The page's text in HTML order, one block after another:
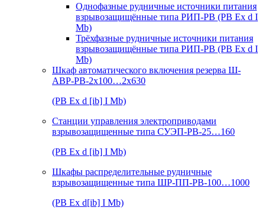
Однофазные рудничные источники питания
взрывозащищённые типа РИП-РВ (РВ Ex d I
Mb)
Трёхфазные рудничные источники питания
взрывозащищённые типа РИП-РВ (РВ Ex d I
Mb)
Шкаф автоматического включения резерва Ш-
АВР-РВ-2х100…2х630
(РВ Ex d [ib] I Mb)
Станции управления электроприводами
взрывозащищенные типа СУЭП-РВ-25…160
(РВ Ex d [ib] I Mb)
Шкафы распределительные рудничные
взрывозащищенные типа ШР-ПП-РВ-100…1000
(РВ Ex d[ib] I Mb)